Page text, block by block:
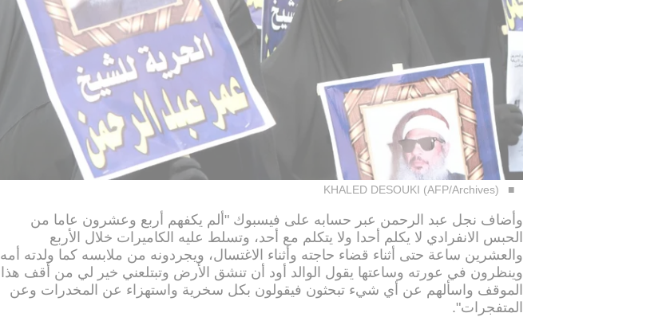
KHALED DESOUKI (AFP/Archives)
وأضاف نجل عبد الرحمن عبر حسابه على فيسبوك "ألم يكفهم أربع وعشرون عاما من
الحبس الانفرادي لا يكلم أحدا ولا يتكلم مع أحد، وتسلط عليه الكاميرات خلال الأربع
والعشرين ساعة حتى أثناء قضاء حاجته وأثناء الاغتسال، ويجردونه من ملابسه كما ولدته أمه
وينظرون في عورته وساعتها يقول الوالد أود أن تنشق الأرض وتبتلعني خير لي من أقف هذا
الموقف واسألهم عن أي شيء تبحثون فيقولون بكل سخرية واستهزاء عن المخدرات وعن
المتفجرات".